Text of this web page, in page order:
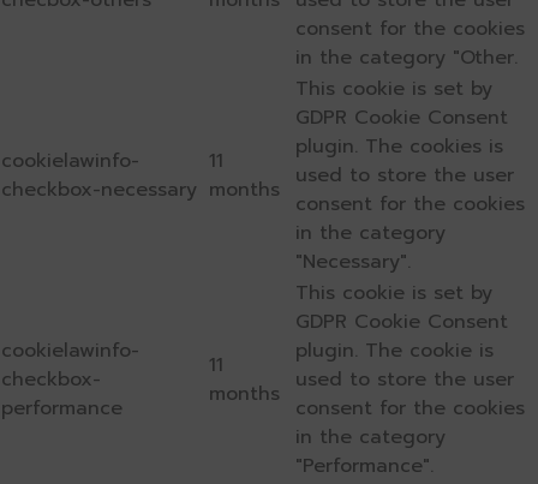
consent for the cookies
in the category "Other.
cookielawinfo-
checkbox-necessary
11
months
This cookie is set by
GDPR Cookie Consent
plugin. The cookies is
used to store the user
consent for the cookies
in the category
"Necessary".
cookielawinfo-
checkbox-
performance
11
months
This cookie is set by
GDPR Cookie Consent
plugin. The cookie is
used to store the user
consent for the cookies
in the category
"Performance".